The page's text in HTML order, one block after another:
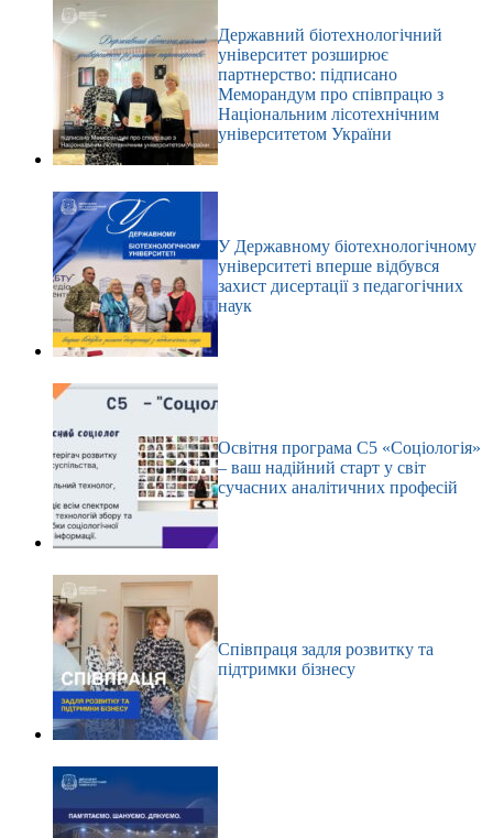
Державний біотехнологічний
університет розширює
партнерство: підписано
Меморандум про співпрацю з
Національним лісотехнічним
університетом України
У Державному біотехнологічному
університеті вперше відбувся
захист дисертації з педагогічних
наук
Освітня програма С5 «Соціологія»
– ваш надійний старт у світ
сучасних аналітичних професій
Співпраця задля розвитку та
підтримки бізнесу